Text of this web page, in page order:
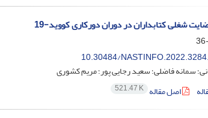
شغلی کتابداران در دوران دورکاری کووید-19
10.30484/
سمانه فاضلی؛ سعید رجایی پور؛ مریم کشوری
اصل مقاله 521.47 K